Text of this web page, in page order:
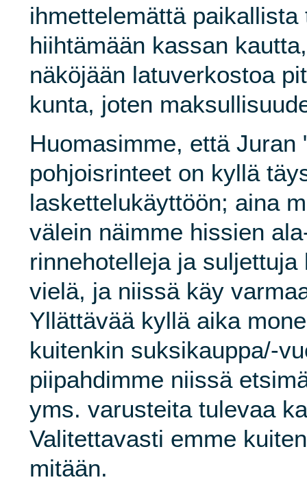
ihmettelemättä paikallista
hiihtämään kassan
näköjään latuverkostoa
kunta, joten
Huomasimme, että Juran
pohjoisrinteet on kyllä
laskettelukäyttöön; aina
välein näimme hissien
rinnehotelleja ja
vielä, ja niissä käy
Yllättävää kyllä aika
kuitenkin suksikauppa/-
piipahdimme niissä
yms. varusteita tulevaa
Valitettavasti emme
mitään.